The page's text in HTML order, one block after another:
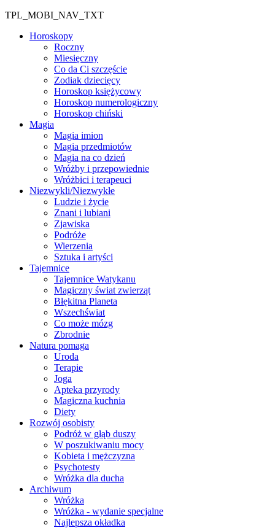
TPL_MOBI_NAV_TXT
Horoskopy
Roczny
Miesięczny
Co da Ci szczęście
Zodiak dziecięcy
Horoskop księżycowy
Horoskop numerologiczny
Horoskop chiński
Magia
Magia imion
Magia przedmiotów
Magia na co dzień
Wróżby i przepowiednie
Wróżbici i terapeuci
Niezwykli/Niezwykłe
Ludzie i życie
Znani i lubiani
Zjawiska
Podróże
Wierzenia
Sztuka i artyści
Tajemnice
Tajemnice Watykanu
Magiczny świat zwierząt
Błękitna Planeta
Wszechświat
Co może mózg
Zbrodnie
Natura pomaga
Uroda
Terapie
Joga
Apteka przyrody
Magiczna kuchnia
Diety
Rozwój osobisty
Podróż w głąb duszy
W poszukiwaniu mocy
Kobieta i mężczyzna
Psychotesty
Wróżka dla ducha
Archiwum
Wróżka
Wróżka - wydanie specjalne
Najlepsza okładka